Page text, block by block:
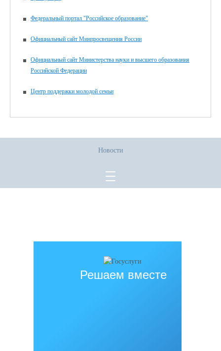
Федеральный портал "Российское образование"
Официальный сайт Минпросвещения России
Официальный сайт Министерства науки и высшего образования
Российской Федерации
Центр поддержки молодой семьи
Новости
Решаем вместе